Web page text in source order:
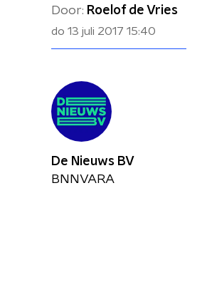
Door: Roelof de Vries
do 13 juli 2017 15:40
De Nieuws BV
BNNVARA